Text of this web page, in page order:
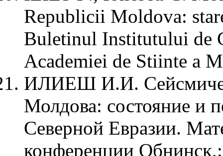
Republicii Moldova:
Buletinul Institutului de
Academiei de Stiinte a
ИЛИЕШ И.И.
Молдова: состояние и
Северной Евразии.
конференции